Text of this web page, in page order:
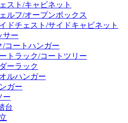
スト/キャビネット
ルフ/オープンボックス
ドチェスト/サイドキャビネット
ー
コートハンガー
トラック/コートツリー
ーラック
ルハンガー
ガー
ー
台